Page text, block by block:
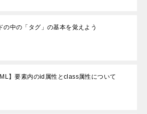
の中の「タグ」の基本を覚えよう
】要素内のid属性とclass属性について